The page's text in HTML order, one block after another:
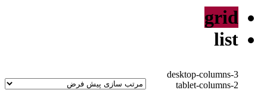
grid
list
desktop-columns-3
tablet-columns-2